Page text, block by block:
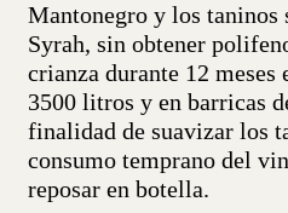
Mantonegro y los taninos
Syrah, sin obtener
crianza durante 12 meses
3500 litros y en barricas
finalidad de suavizar los
consumo temprano del
reposar en botella.